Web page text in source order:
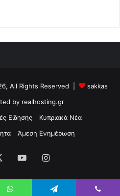
All Rights Reserved |
sakkas
by realhosting.gr
Είδησης
Κυπριακά Νέα
Άμεση Ενημέρωση
YouTubeInstagram